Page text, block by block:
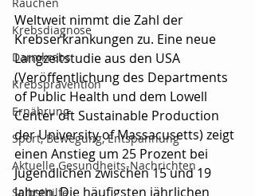
Krebsdiagnose
Darmkrebs
Krebsprävention
Ernährung
Sport, Bewegung, Entspannung
Aktuelle Gesundheits-Nachrichten
Selbsthilfe
Weltweit nimmt die Zahl der
Krebserkrankungen zu. Eine neue
Langzeitstudie aus den USA
(Veröffentlichung des Departments
of Public Health und dem Lowell
Center oft Sustainable Production
der University of Massacusetts) zeigt
einen Anstieg um 25 Prozent bei
Jugendlichen zwischen 15 und 19
Jahren. Die häufigsten jährlichen